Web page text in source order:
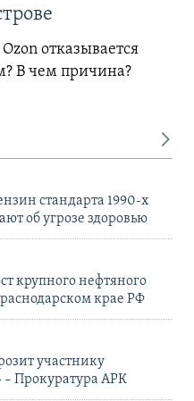
отказывается
В чем причина?
стандарта 1990-х
об угрозе здоровью
крупного нефтяного
крае РФ
участнику
– Прокуратура АРК